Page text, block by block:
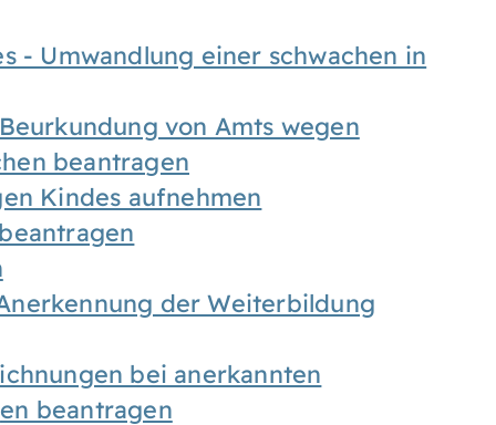
- Umwandlung einer schwachen in
von Amts wegen
beantragen
Kindes aufnehmen
der Weiterbildung
bei anerkannten
beantragen